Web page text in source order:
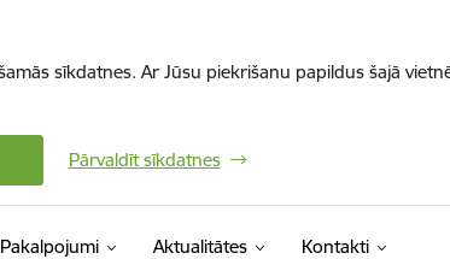
sīkdatnes. Ar Jūsu piekrišanu papildus šajā
Pārvaldīt sīkdatnes
Pakalpojumi Aktualitātes Kontakti